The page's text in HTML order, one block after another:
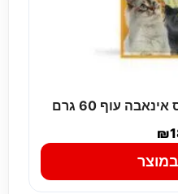
עוף 60 גרם
₪